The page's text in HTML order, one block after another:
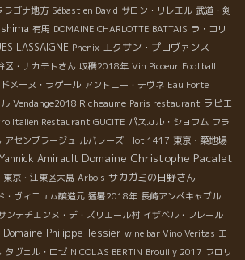
ラゴナ地方 Sébastien David サロン・リレエル 武道・剣
有馬 DOMAINE CHARLOTTE BATTAIS ラ・コリ
LASSAIGNE Phenix エクサン・プロヴァンス
区・ナカモトさん 収穫2018年 Vin Picoeur Football
ドメーヌ・ラゲール アントニー・テヴネ Eau Forte
Vendange2018 Richeaume Paris restaurant ラピエ
Italien Restaurant GUCITE パスカル・ショワム フラ
アセンブラージュ ルバレーズ lot 1417 東京・築地場
Yannick Amirault Domaine Christophe Pacalet
東京・江東区大島 Arbois サカガミの日野さん
・ヴィニュム醸造元 猛暑2018年 長崎アンペキャブル
ンテチエンヌ・デ・ズリエール村 イザベル・フレール
Domaine Philippe Tessier wine bar Vino Veritas エ
タヴェル・ロゼ NICOLAS BERTIN Brouilly 2017 フロリ